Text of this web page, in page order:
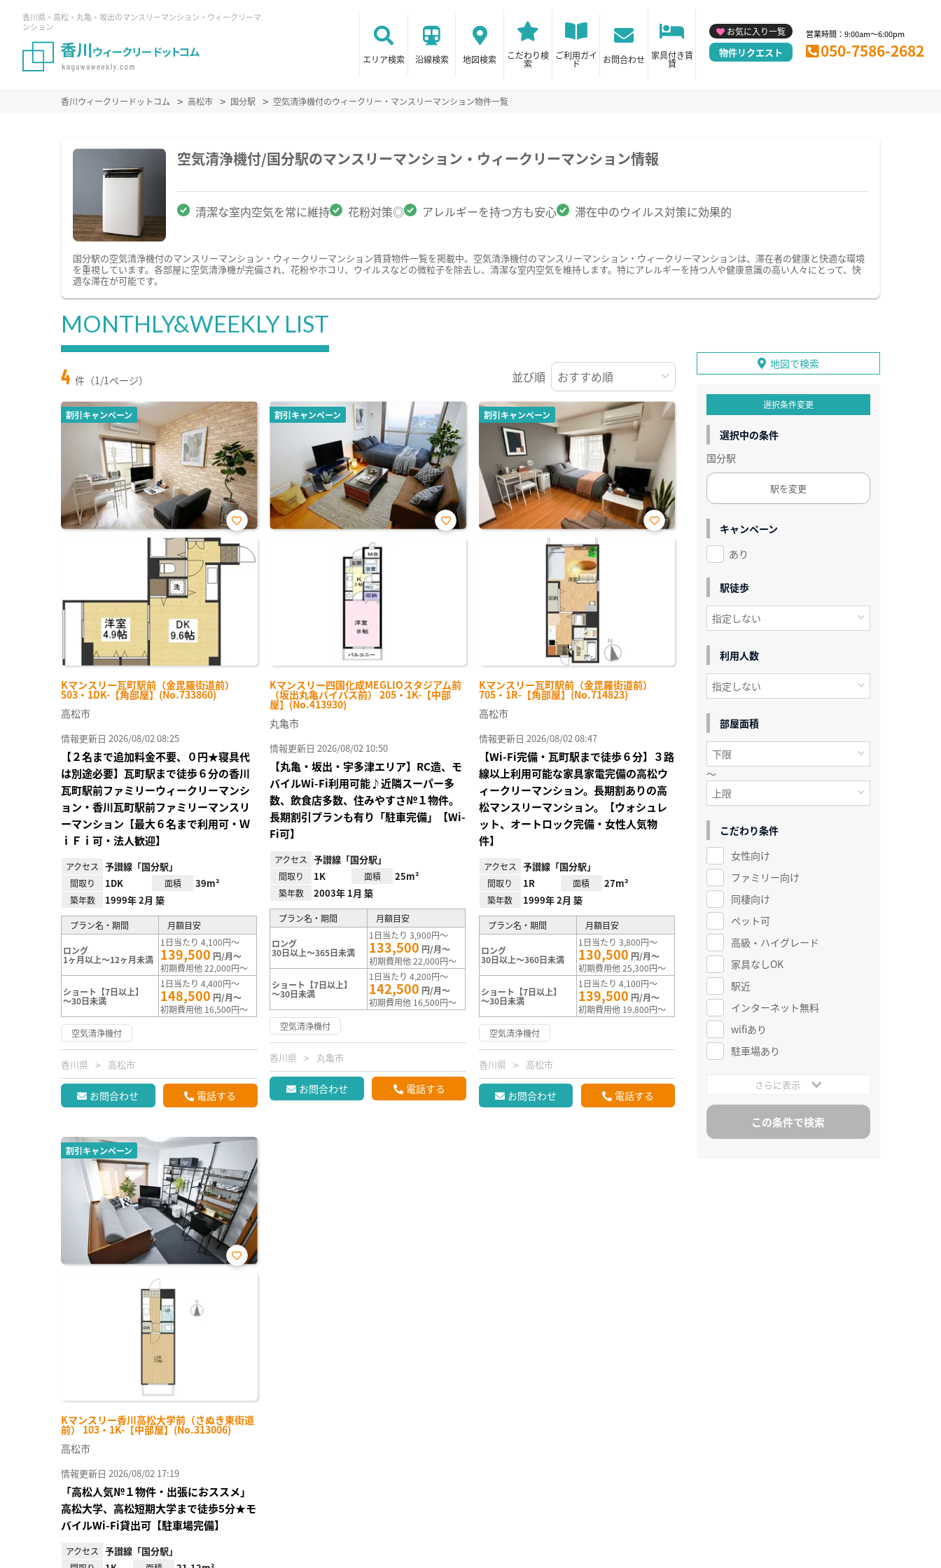
香川県・高松・丸亀・坂出のマンスリーマンション・ウィークリーマ
ンション
エリア検索 沿線検索 地図検索 こだわり検
索
ご利用ガイ
ド お問合わせ 家具付き賃
貸
お気に入り一覧
物件リクエスト
営業時間：9:00am～6:00pm
050-7586-2682
香川ウィークリードットコム 高松市 国分駅 空気清浄機付のウィークリー・マンスリーマンション物件一覧
空気清浄機付/国分駅のマンスリーマンション・ウィークリーマンション情報
清潔な室内空気を常に維持 花粉対策◎ アレルギーを持つ方も安心 滞在中のウイルス対策に効果的
国分駅の空気清浄機付のマンスリーマンション・ウィークリーマンション賃貸物件一覧を掲載中。空気清浄機付のマンスリーマンション・ウィークリーマンションは、滞在者の健康と快適な環境
を重視しています。各部屋に空気清浄機が完備され、花粉やホコリ、ウイルスなどの微粒子を除去し、清潔な室内空気を維持します。特にアレルギーを持つ人や健康意識の高い人々にとって、快
適な滞在が可能です。
MONTHLY&WEEKLY LIST
4 件（1/1ページ） 並び順
割引キャンペーン
Kマンスリー瓦町駅前（金毘羅街道前）
503・1DK-【角部屋】(No.733860)
お気
に入
録
高松市
情報更新日 2026/08/02 08:25
【２名まで追加料金不要、０円★寝具代
は別途必要】瓦町駅まで徒歩６分の香川
瓦町駅前ファミリーウィークリーマンシ
ョン・香川瓦町駅前ファミリーマンスリ
ーマンション【最大６名まで利用可・Ｗ
ｉＦｉ可・法人歓迎】
アクセス 予讃線「国分駅」
間取り 1DK 面積 39m²
築年数 1999年 2月 築
プラン名・期間 月額目安
ロング
1ヶ月以上～12ヶ月未満
1日当たり 4,100円～
139,500 円/月～
初期費用他 22,000円～
ショート【7日以上】
～30日未満
1日当たり 4,400円～
148,500 円/月～
初期費用他 16,500円～
空気清浄機付
香川県 高松市
お問合わせ 電話する
割引キャンペーン
Kマンスリー四国化成MEGLIOスタジアム前
（坂出丸亀バイパス前） 205・1K-【中部
屋】(No.413930)
お気
丸亀市
情報更新日 2026/08/02 10:50
【丸亀・坂出・宇多津エリア】RC造、モ
バイルWi-Fi利用可能♪近隣スーパー多
数、飲食店多数、住みやすさ№１物件。
長期割引プランも有り「駐車完備」【Wi-
Fi可】
アクセス 予讃線「国分駅」
間取り 1K 面積 25m²
築年数 2003年 1月 築
プラン名・期間 月額目安
ロング
30日以上～365日未満
1日当たり 3,900円～
133,500 円/月～
初期費用他 22,000円～
ショート【7日以上】
～30日未満
1日当たり 4,200円～
142,500 円/月～
初期費用他 16,500円～
空気清浄機付
香川県 丸亀市
お問合わせ 電話する
割引キャンペーン
Kマンスリー瓦町駅前（金毘羅街道前）
705・1R-【角部屋】(No.714823)
お気
高松市
情報更新日 2026/08/02 08:47
【Wi-Fi完備・瓦町駅まで徒歩６分】３路
線以上利用可能な家具家電完備の高松ウ
ィークリーマンション。長期割ありの高
松マンスリーマンション。【ウォシュレ
ット、オートロック完備・女性人気物
件】
アクセス 予讃線「国分駅」
間取り 1R 面積 27m²
築年数 1999年 2月 築
プラン名・期間 月額目安
ロング
30日以上～360日未満
1日当たり 3,800円～
130,500 円/月～
初期費用他 25,300円～
ショート【7日以上】
～30日未満
1日当たり 4,100円～
139,500 円/月～
初期費用他 19,800円～
空気清浄機付
香川県 高松市
お問合わせ 電話する
割引キャンペーン
Kマンスリー香川高松大学前（さぬき東街道
前） 103・1K-【中部屋】(No.313006)
お気
高松市
情報更新日 2026/08/02 17:19
「高松人気№１物件・出張におススメ」
高松大学、高松短期大学まで徒歩5分★モ
バイルWi-Fi貸出可【駐車場完備】
アクセス 予讃線「国分駅」
地図で検索
選択条件変更
選択中の条件
国分駅
駅を変更
キャンペーン
あり
駅徒歩
利用人数
部屋面積
～
こだわり条件
女性向け
ファミリー向け
同棲向け
ペット可
高級・ハイグレード
家具なしOK
駅近
インターネット無料
wifiあり
駐車場あり
さらに表示